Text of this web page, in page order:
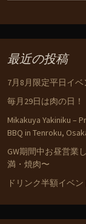
最近の投稿
7月8月限定平日イベ
毎月29日は肉の日！
Mikakuya Yakiniku –
BBQ in Tenroku,
GW期間中お昼営
満・焼肉〜
ドリンク半額イベン